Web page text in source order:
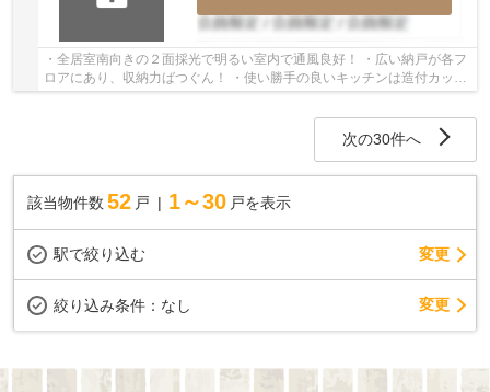
・全居室南向きの２面採光で明るい室内で通風良好！ ・広い納戸が各フ
ロアにあり、収納力ばつぐん！ ・使い勝手の良いキッチンは造付カップ
ボードあり！ いつでもお気軽にお声がけく...
次の30件へ
該当物件数 52 戸 1～30 戸を表示
駅で絞り込む 変更
絞り込み条件： なし 変更